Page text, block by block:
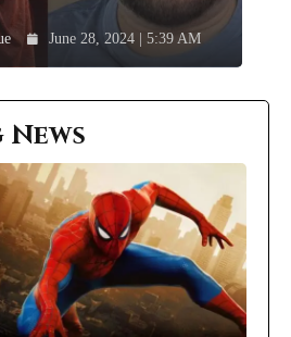
June 28, 2024 | 5:39 AM